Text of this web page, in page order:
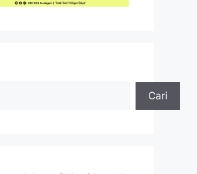
Cari